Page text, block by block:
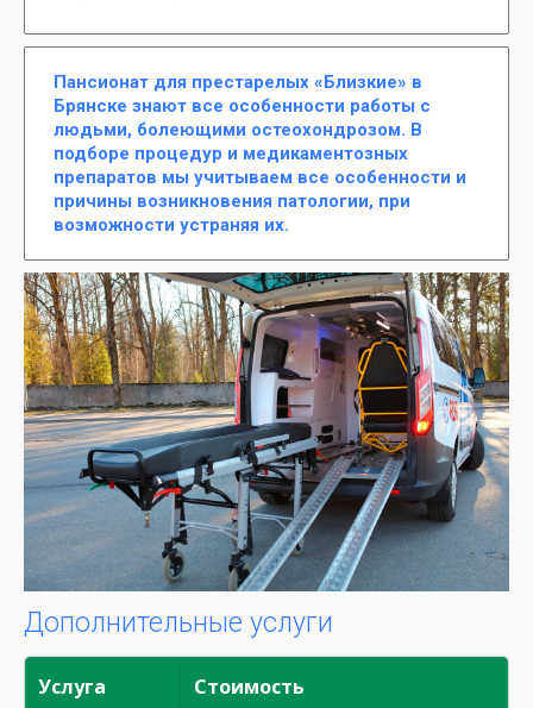
Пансионат для престарелых «Близкие» в
Брянске знают все особенности работы с
людьми, болеющими остеохондрозом. В
подборе процедур и медикаментозных
препаратов мы учитываем все особенности и
причины возникновения патологии, при
возможности устраняя их.
Дополнительные услуги
Услуга Стоимость